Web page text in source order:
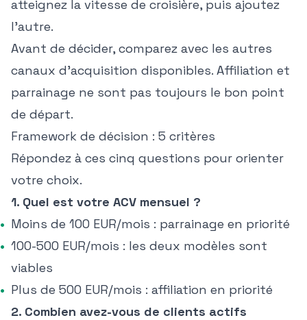
atteignez la vitesse de croisière, puis ajoutez
l'autre.
Avant de décider,comparez avec les autres
canaux d'acquisition disponibles. Affiliation et
parrainage ne sont pas toujours le bon point
de départ.
Framework de décision : 5 critères
Répondez à ces cinq questions pour orienter
votre choix.
1. Quel est votre ACV mensuel ?
Moins de 100 EUR/mois : parrainage en priorité
100-500 EUR/mois : les deux modèles sont
viables
Plus de 500 EUR/mois : affiliation en priorité
2. Combien avez-vous de clients actifs